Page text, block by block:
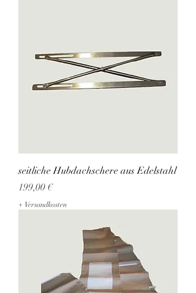
seitliche Hubdachschere aus Edelstahl
Preis
199,00 €
+ Versandkosten